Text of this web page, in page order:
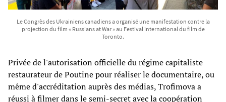
Le Congrès des Ukrainiens canadiens a organisé une manifestation contre la
projection du film « Russians at War » au Festival international du film de
Toronto.
Privée de l'autorisation officielle du régime capitaliste
restaurateur de Poutine pour réaliser le documentaire, ou
même d'accréditation auprès des médias, Trofimova a
réussi à filmer dans le semi-secret avec la coopération